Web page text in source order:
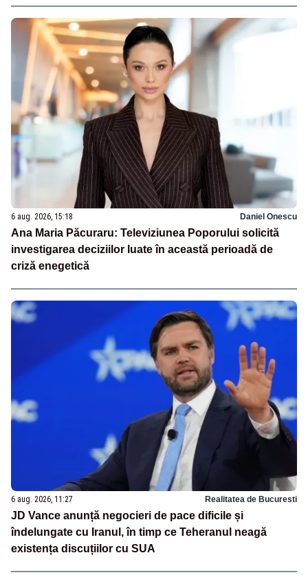
6 aug. 2026, 15:18 Daniel Onescu
Ana Maria Păcuraru: Televiziunea Poporului solicită
investigarea deciziilor luate în această perioadă de
criză enegetică
6 aug. 2026, 11:27 Realitatea de Bucuresti
JD Vance anunță negocieri de pace dificile și
îndelungate cu Iranul, în timp ce Teheranul neagă
existența discuțiilor cu SUA